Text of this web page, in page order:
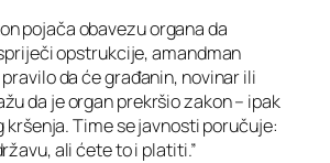
pojača obavezu organa da
opstrukcije, amandman
da će građanin, novinar ili
da je organ prekršio zakon – ipak
Time se javnosti poručuje:
ali ćete to i platiti.”